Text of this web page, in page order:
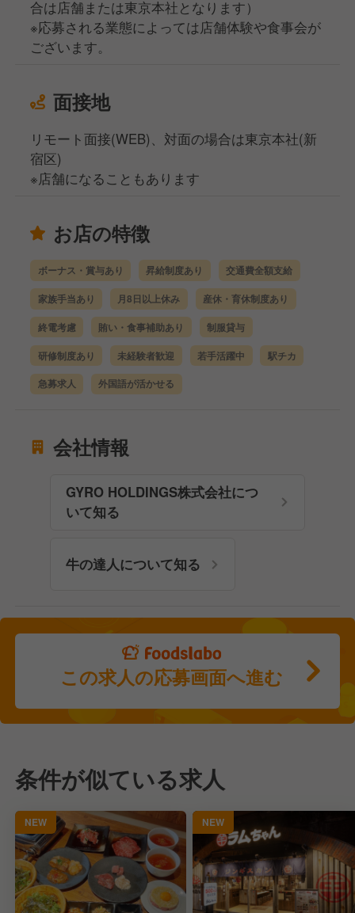
合は店舗または東京本社となります）
※応募される業態によっては店舗体験や食事会が
ございます。
面接地
リモート面接(WEB)、対面の場合は東京本社(新
宿区)
※店舗になることもあります
お店の特徴
ボーナス・賞与あり 昇給制度あり 交通費全額支給
家族手当あり 月8日以上休み 産休・育休制度あり
終電考慮 賄い・食事補助あり 制服貸与
研修制度あり 未経験者歓迎 若手活躍中 駅チカ
急募求人 外国語が活かせる
会社情報
GYRO HOLDINGS株式会社につ
いて知る
牛の達人について知る
この求人の応募画面へ進む
条件が似ている求人
NEW NEW